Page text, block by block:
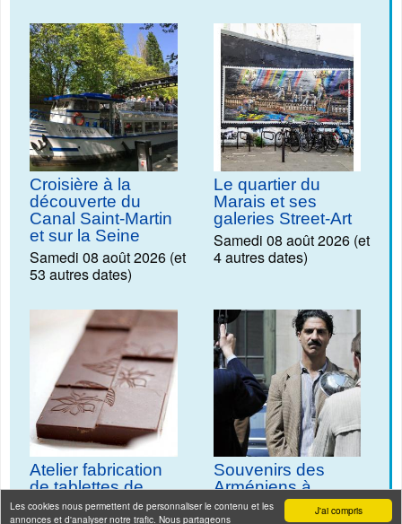
J'ai compris
Les cookies nous permettent de personnaliser le contenu et les
annonces et d'analyser notre trafic. Nous partageons
Croisière à la
découverte du
Canal Saint-Martin
et sur la Seine
Samedi 08 août 2026 (et
53 autres dates)
Le quartier du
Marais et ses
galeries Street-Art
Samedi 08 août 2026 (et
4 autres dates)
Atelier fabrication
de tablettes de
chocolat vegan
Souvenirs des
Arméniens à
Belleville